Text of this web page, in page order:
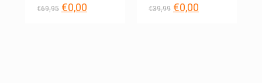
€69,95 Ursprünglicher
€0,00 €39,99 Ursprünglicher
€0,00